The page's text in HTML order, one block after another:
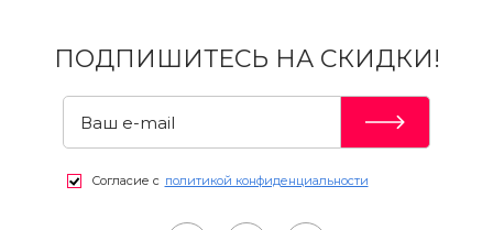
ПОДПИШИТЕСЬ НА СКИДКИ!
Согласие с политикой конфиденциальности